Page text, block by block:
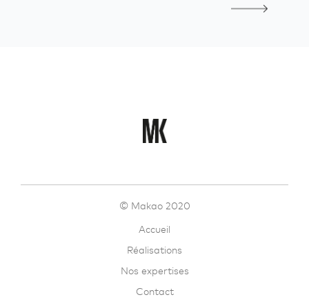
© Makao 2020
Accueil
Réalisations
Nos expertises
Contact